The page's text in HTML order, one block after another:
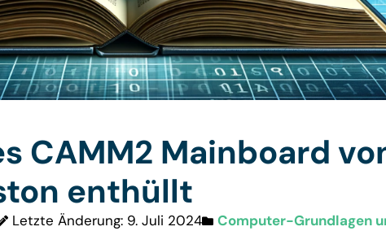
CAMM2 Mainboard
enthüllt
Letzte Änderung: 9. Juli 2024 Computer-Grundlagen